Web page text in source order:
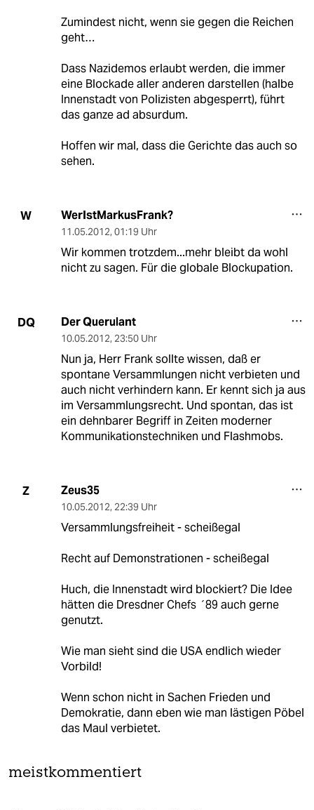
Zumindest nicht, wenn sie gegen die Reichen
geht…
Dass Nazidemos erlaubt werden, die immer
eine Blockade aller anderen darstellen (halbe
Innenstadt von Polizisten abgesperrt), führt
das ganze ad absurdum.
Hoffen wir mal, dass die Gerichte das auch so
sehen.
W WerIstMarkusFrank?
11.05.2012, 01:19 Uhr
Wir kommen trotzdem...mehr bleibt da wohl
nicht zu sagen. Für die globale Blockupation.
DQ Der Querulant
10.05.2012, 23:50 Uhr
Nun ja, Herr Frank sollte wissen, daß er
spontane Versammlungen nicht verbieten und
auch nicht verhindern kann. Er kennt sich ja aus
im Versammlungsrecht. Und spontan, das ist
ein dehnbarer Begriff in Zeiten moderner
Kommunikationstechniken und Flashmobs.
Z Zeus35
10.05.2012, 22:39 Uhr
Versammlungsfreiheit - scheißegal
Recht auf Demonstrationen - scheißegal
Huch, die Innenstadt wird blockiert? Die Idee
hätten die Dresdner Chefs ´89 auch gerne
genutzt.
Wie man sieht sind die USA endlich wieder
Vorbild!
Wenn schon nicht in Sachen Frieden und
Demokratie, dann eben wie man lästigen Pöbel
das Maul verbietet.
meistkommentiert